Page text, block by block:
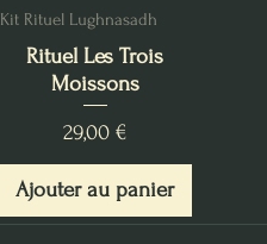
Kit Rituel Lughnasadh
Rituel Les Trois
Moissons
Prix
29,00 €
Ajouter au panier